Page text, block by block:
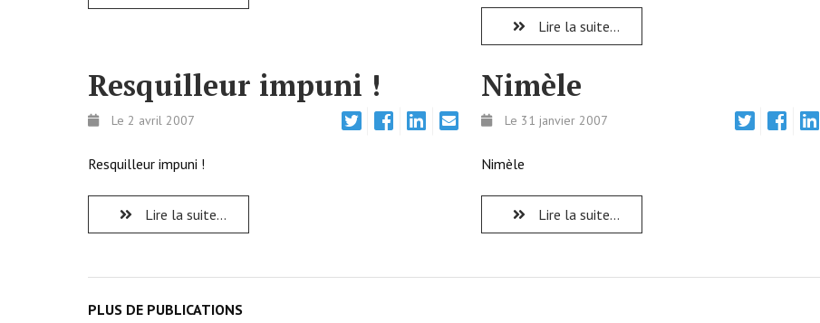
Lire la suite...
Resquilleur impuni !
Le 2 avril 2007
Resquilleur impuni !
Lire la suite...
Nimèle
Le 31 janvier 2007
Nimèle
Lire la suite...